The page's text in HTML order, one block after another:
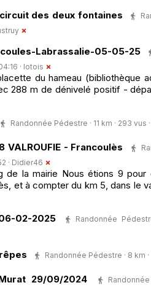
des deux fontaines
Labrassalie-05-05-25
· lotois
du hameau (bibliothèque
288 m de dénivelé positif -
Randonnée Pédestre · 11 km · 293 vus ·
VALROUFIE - Francoulès
· Didier46
de la mairie Nous étions 9
et à compter du km 5, dans le
02-2025
Randonnée
Randonnée Pédestre · 8 km ·
29/09/2024